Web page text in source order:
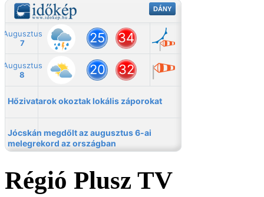
Régió Plusz TV